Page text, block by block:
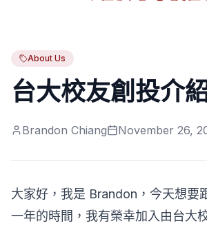
About Us
台大校友創投介
Brandon Chiang November 26,
大家好，我是 Brandon，今天想要
一年的時間，我有榮幸加入由台大